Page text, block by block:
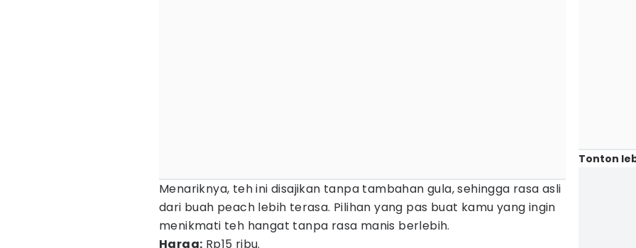
Menariknya, teh ini disajikan tanpa tambahan gula, sehingga rasa asli
dari buah peach lebih terasa. Pilihan yang pas buat kamu yang ingin
menikmati teh hangat tanpa rasa manis berlebih.
Harga: Rp15 ribu.
Tonton